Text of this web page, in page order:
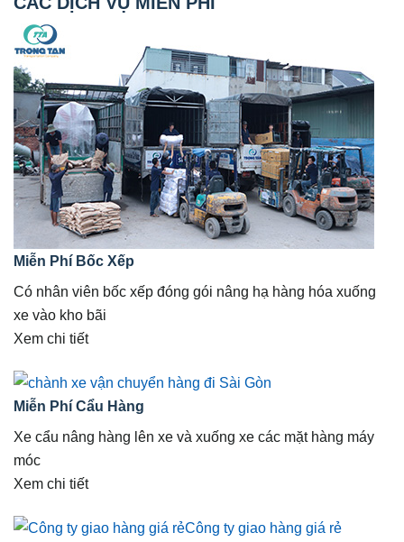
Miễn Phí Bốc Xếp
Có nhân viên bốc xếp đóng gói nâng hạ hàng hóa xuống
xe vào kho bãi
Xem chi tiết
Miễn Phí Cẩu Hàng
Xe cẩu nâng hàng lên xe và xuống xe các mặt hàng máy
móc
Xem chi tiết